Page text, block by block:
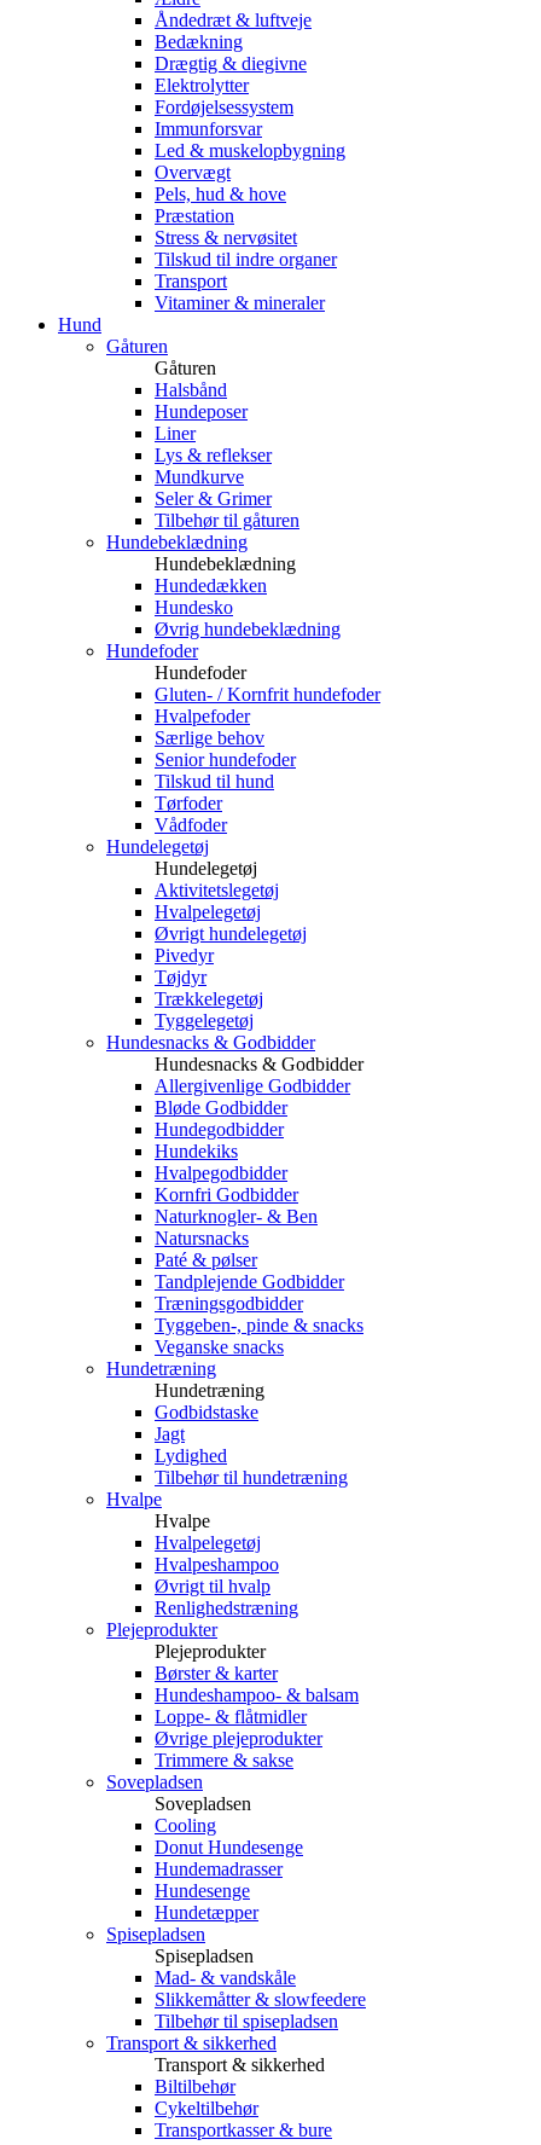
Åndedræt & luftveje
Bedækning
Drægtig & diegivne
Elektrolytter
Fordøjelsessystem
Immunforsvar
Led & muskelopbygning
Overvægt
Pels, hud & hove
Præstation
Stress & nervøsitet
Tilskud til indre organer
Transport
Vitaminer & mineraler
Hund
Gåturen
Gåturen
Halsbånd
Hundeposer
Liner
Lys & reflekser
Mundkurve
Seler & Grimer
Tilbehør til gåturen
Hundebeklædning
Hundebeklædning
Hundedækken
Hundesko
Øvrig hundebeklædning
Hundefoder
Hundefoder
Gluten- / Kornfrit hundefoder
Hvalpefoder
Særlige behov
Senior hundefoder
Tilskud til hund
Tørfoder
Vådfoder
Hundelegetøj
Hundelegetøj
Aktivitetslegetøj
Hvalpelegetøj
Øvrigt hundelegetøj
Pivedyr
Tøjdyr
Trækkelegetøj
Tyggelegetøj
Hundesnacks & Godbidder
Hundesnacks & Godbidder
Allergivenlige Godbidder
Bløde Godbidder
Hundegodbidder
Hundekiks
Hvalpegodbidder
Kornfri Godbidder
Naturknogler- & Ben
Natursnacks
Paté & pølser
Tandplejende Godbidder
Træningsgodbidder
Tyggeben-, pinde & snacks
Veganske snacks
Hundetræning
Hundetræning
Godbidstaske
Jagt
Lydighed
Tilbehør til hundetræning
Hvalpe
Hvalpe
Hvalpelegetøj
Hvalpeshampoo
Øvrigt til hvalp
Renlighedstræning
Plejeprodukter
Plejeprodukter
Børster & karter
Hundeshampoo- & balsam
Loppe- & flåtmidler
Øvrige plejeprodukter
Trimmere & sakse
Sovepladsen
Sovepladsen
Cooling
Donut Hundesenge
Hundemadrasser
Hundesenge
Hundetæpper
Spisepladsen
Spisepladsen
Mad- & vandskåle
Slikkemåtter & slowfeedere
Tilbehør til spisepladsen
Transport & sikkerhed
Transport & sikkerhed
Biltilbehør
Cykeltilbehør
Transportkasser & bure